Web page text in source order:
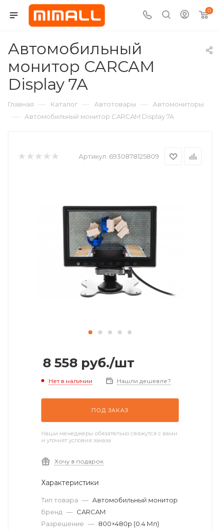
0
Автомобильный
монитор CARCAM
Display 7A
Главная — Каталог — Автотовары — Автомониторы
— Автомобильный монитор CARCAM Display 7A
Артикул: 6930878125809
8 558 руб./шт
Нет в наличии Нашли дешевле?
ПОД ЗАКАЗ
Наши менеджеры обязательно свяжутся с вами
и уточнят условия заказа
Хочу в подарок
Характеристики
Тип товара — Автомобильный монитор
Бренд — CARCAM
Разрешение — 800×480p (0.4 Мп)